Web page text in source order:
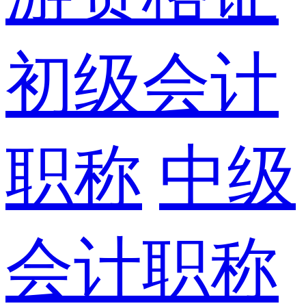
初级会计
职称 中级
会计职称